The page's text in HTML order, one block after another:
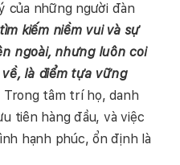
của những người đàn
kiếm niềm vui và sự
ngoài, nhưng luôn coi
là điểm tựa vững
Trong tâm trí họ, danh
tiên hàng đầu, và việc
hạnh phúc, ổn định là